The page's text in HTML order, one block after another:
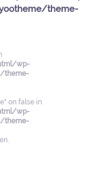
theme-
wp-
theme-
on false in
wp-
theme-
.